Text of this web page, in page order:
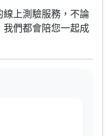
上測驗服務，不論
們都會陪您一起成